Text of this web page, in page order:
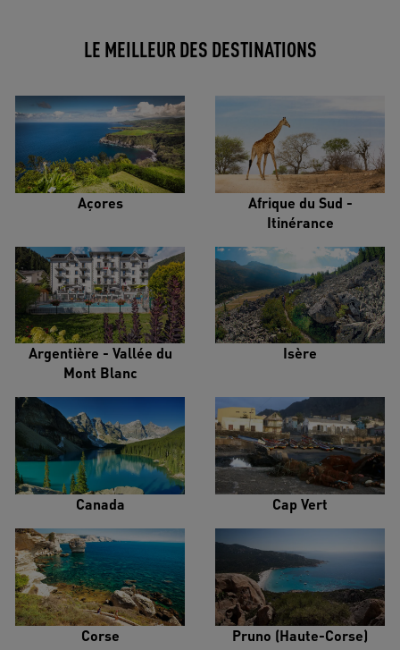
LE MEILLEUR DES DESTINATIONS
Açores
Afrique du Sud -
Itinérance
Argentière - Vallée du
Mont Blanc
Isère
Canada Cap Vert
Corse Pruno (Haute-Corse)